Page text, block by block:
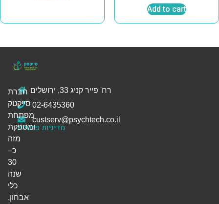
Add to cart
רח' פייר קניג 33, ירושלים
02-6435360
custserv@psychtech.co.il
מדיניות פרטיות
חברת
סייקטק
מפתחת
ומספקת
מזה
כ–
30
שנה
כלי
אבחון,